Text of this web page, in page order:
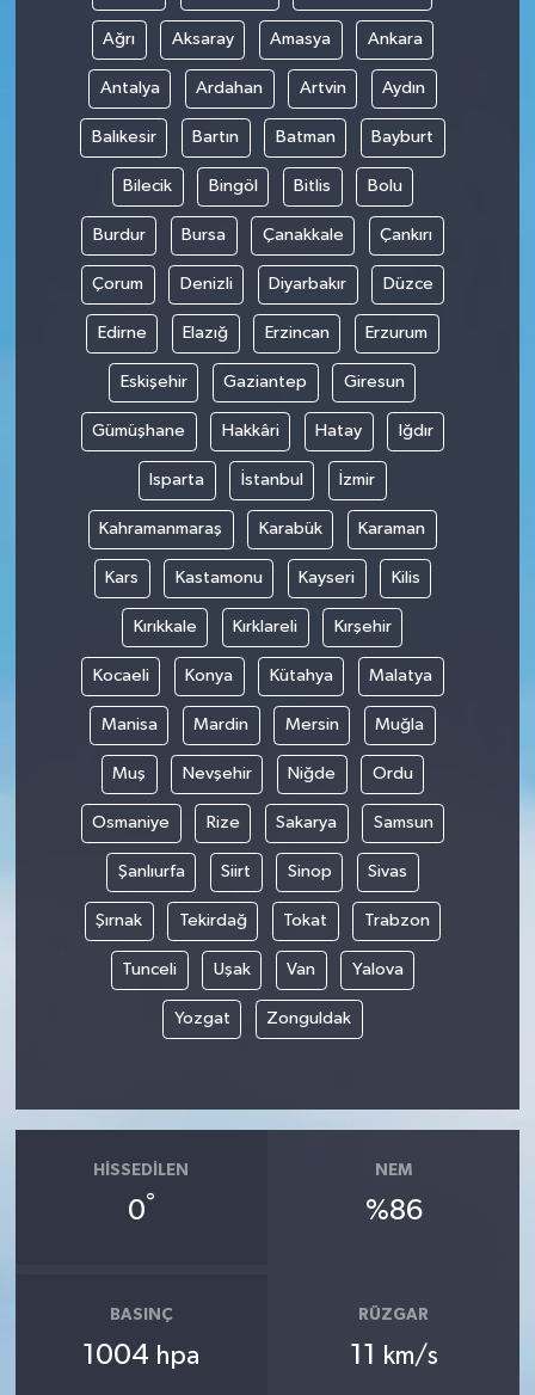
Ağrı Aksaray Amasya Ankara
Antalya Ardahan Artvin Aydın
Balıkesir Bartın Batman Bayburt
Bilecik Bingöl Bitlis Bolu
Burdur Bursa Çanakkale Çankırı
Çorum Denizli Diyarbakır Düzce
Edirne Elazığ Erzincan Erzurum
Eskişehir Gaziantep Giresun
Gümüşhane Hakkâri Hatay Iğdır
Isparta İstanbul İzmir
Kahramanmaraş Karabük Karaman
Kars Kastamonu Kayseri Kilis
Kırıkkale Kırklareli Kırşehir
Kocaeli Konya Kütahya Malatya
Manisa Mardin Mersin Muğla
Muş Nevşehir Niğde Ordu
Osmaniye Rize Sakarya Samsun
Şanlıurfa Siirt Sinop Sivas
Şırnak Tekirdağ Tokat Trabzon
Tunceli Uşak Van Yalova
Yozgat Zonguldak
HISSEDILEN
0°
NEM
%86
BASINÇ
1004 hpa
RÜZGAR
11 km/s